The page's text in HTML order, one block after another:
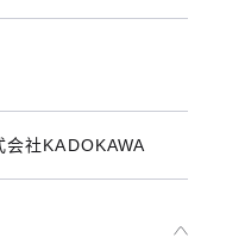
会社KADOKAWA